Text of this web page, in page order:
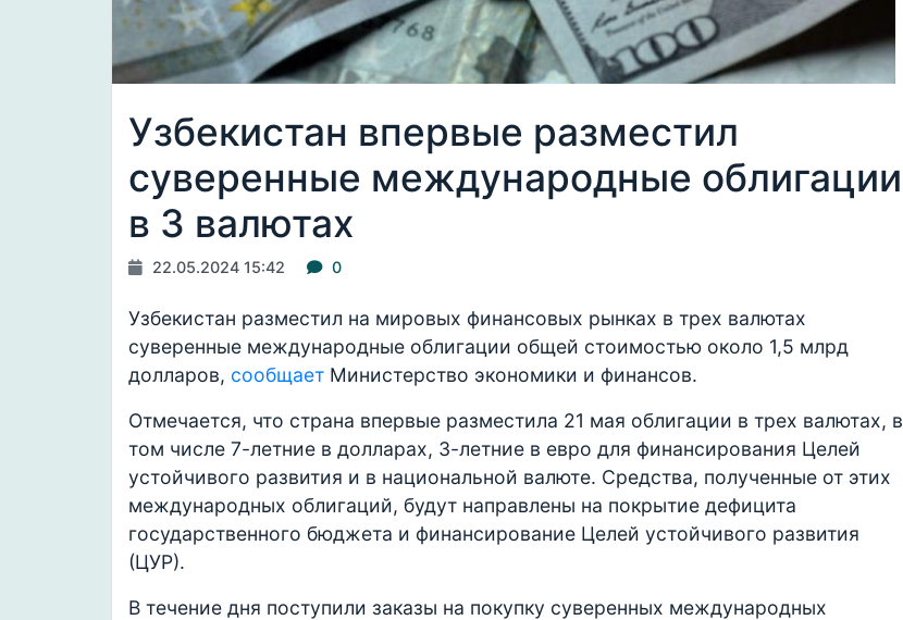
Узбекистан впервые разместил
суверенные международные облигации
в 3 валютах
22.05.2024 15:42 0
Узбекистан разместил на мировых финансовых рынках в трех валютах
суверенные международные облигации общей стоимостью около 1,5 млрд
долларов, сообщает Министерство экономики и финансов.
Отмечается, что страна впервые размеcтила 21 мая облигации в трех валютах, в
том числе 7-летние в долларах, 3-летние в евро для финансирования Целей
устойчивого развития и в национальной валюте. Средства, полученные от этих
международных облигаций, будут направлены на покрытие дефицита
государственного бюджета и финансирование Целей устойчивого развития
(ЦУР).
В течение дня поступили заказы на покупку суверенных международных